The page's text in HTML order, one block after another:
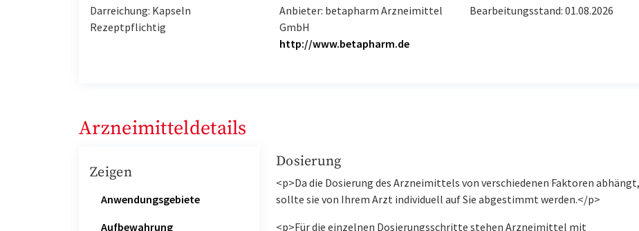
Darreichung: Kapseln
Rezeptpflichtig
Anbieter: betapharm Arzneimittel
GmbH
http://www.betapharm.de
Bearbeitungsstand: 01.08.2026
Arzneimitteldetails
Zeigen
Anwendungsgebiete
Aufbewahrung
Dosierung
<p>Da die Dosierung des Arzneimittels von verschiedenen Faktoren abhängt,
sollte sie von Ihrem Arzt individuell auf Sie abgestimmt werden.</p>
<p>Für die einzelnen Dosierungsschritte stehen Arzneimittel mit